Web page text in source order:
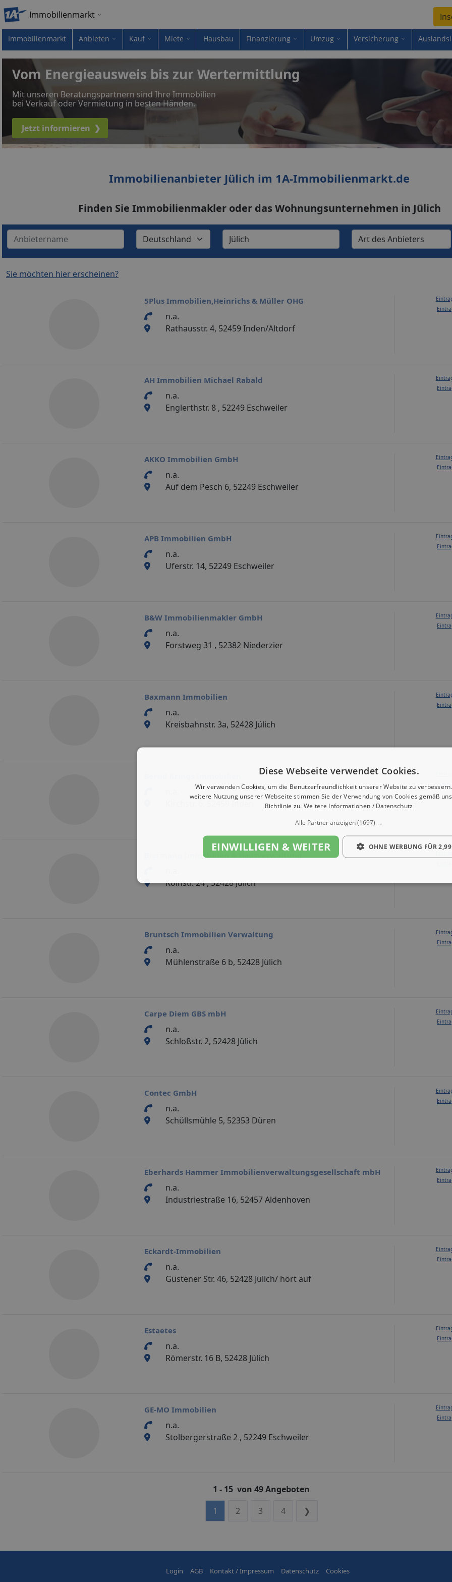
Immobilienmarkt
Immobilienmarkt Anbieten Kauf Miete Hausbau Finanzierung Umzug Versicherung
Vom Energieausweis bis zur Wertermittlung
Mit unseren Beratungspartnern sind Ihre Immobilien
bei Verkauf oder Vermietung in besten Händen.
Jetzt informieren ❯
Immobilienanbieter Jülich im 1A-Immobilienmarkt.de
Finden Sie Immobilienmakler oder das Wohnungsunternehmen in Jülich
Sie möchten hier erscheinen?
5Plus Immobilien,Heinrichs & Müller OHG
n.a.
Rathausstr. 4, 52459 Inden/Altdorf
AH Immobilien Michael Rabald
n.a.
Englerthstr. 8 , 52249 Eschweiler
AKKO Immobilien GmbH
n.a.
Auf dem Pesch 6, 52249 Eschweiler
APB Immobilien GmbH
n.a.
Uferstr. 14, 52249 Eschweiler
B&W Immobilienmakler GmbH
n.a.
Forstweg 31 , 52382 Niederzier
Baxmann Immobilien
n.a.
Kreisbahnstr. 3a, 52428 Jülich
Kirchstr. 6, 52459 Inden
Biermann Immobilien & Hausverwaltung
Kölnstr. 24 , 52428 Jülich
Bruntsch Immobilien Verwaltung
n.a.
Mühlenstraße 6 b, 52428 Jülich
Carpe Diem GBS mbH
n.a.
Schloßstr. 2, 52428 Jülich
Contec GmbH
n.a.
Schüllsmühle 5, 52353 Düren
Eberhards Hammer Immobilienverwaltungsgesellschaft mbH
n.a.
Industriestraße 16, 52457 Aldenhoven
Eckardt-Immobilien
n.a.
Güstener Str. 46, 52428 Jülich/ hört auf
Estaetes
n.a.
Römerstr. 16 B, 52428 Jülich
GE-MO Immobilien
n.a.
Stolbergerstraße 2 , 52249 Eschweiler
1 - 15 von 49 Angeboten
1
2 3 4 ❯
Login AGB Kontakt / Impressum Datenschutz Cookies
Diese Webseite verwendet Cookies.
Wir verwenden Cookies, um die Benutzerfreundlichkeit unserer Website zu
weitere Nutzung unserer Webseite stimmen Sie der Verwendung von Cookies gemäß
Richtlinie zu. Weitere Informationen / Datenschutz
Alle Partner anzeigen(1697) →
EINWILLIGEN & WEITER OHNE WERBUNG FÜR